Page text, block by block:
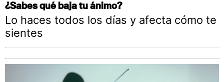
¿Sabes qué baja tu ánimo?
Lo haces todos los días y afecta cómo te
sientes